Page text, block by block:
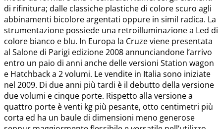
di rifinitura; dalle classiche plastiche di colore scuro agli
abbinamenti bicolore argentati oppure in simil radica. La
strumentazione possiede una retroilluminazione a Led di
colore bianco e blu. In Europa la Cruze viene presentata
al Salone di Parigi edizione 2008 annunciandone l’arrivo
entro un paio di anni anche delle versioni Station wagon
e Hatchback a 2 volumi. Le vendite in Italia sono iniziate
nel 2009. Di due anni più tardi è il debutto della versione
due volumi e cinque porte. Rispetto alla versione a
quattro porte è venti kg più pesante, otto centimetri più
corta ed ha un baule di dimensioni meno generose